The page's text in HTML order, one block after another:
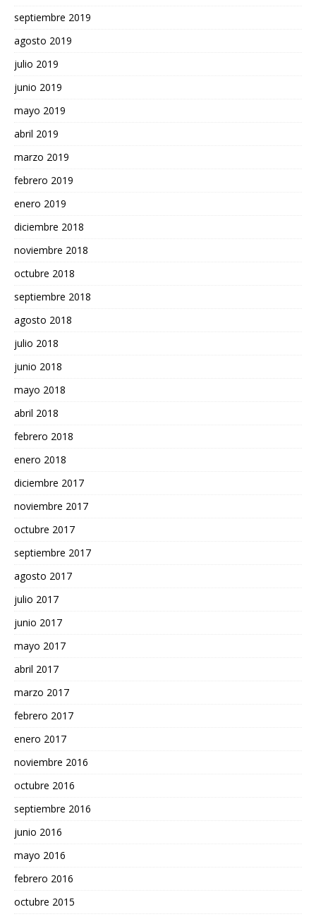
septiembre 2019
agosto 2019
julio 2019
junio 2019
mayo 2019
abril 2019
marzo 2019
febrero 2019
enero 2019
diciembre 2018
noviembre 2018
octubre 2018
septiembre 2018
agosto 2018
julio 2018
junio 2018
mayo 2018
abril 2018
febrero 2018
enero 2018
diciembre 2017
noviembre 2017
octubre 2017
septiembre 2017
agosto 2017
julio 2017
junio 2017
mayo 2017
abril 2017
marzo 2017
febrero 2017
enero 2017
noviembre 2016
octubre 2016
septiembre 2016
junio 2016
mayo 2016
febrero 2016
octubre 2015